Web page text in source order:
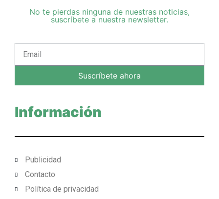
No te pierdas ninguna de nuestras noticias,
suscríbete a nuestra newsletter.
Suscríbete ahora
Información
Publicidad
Contacto
Política de privacidad